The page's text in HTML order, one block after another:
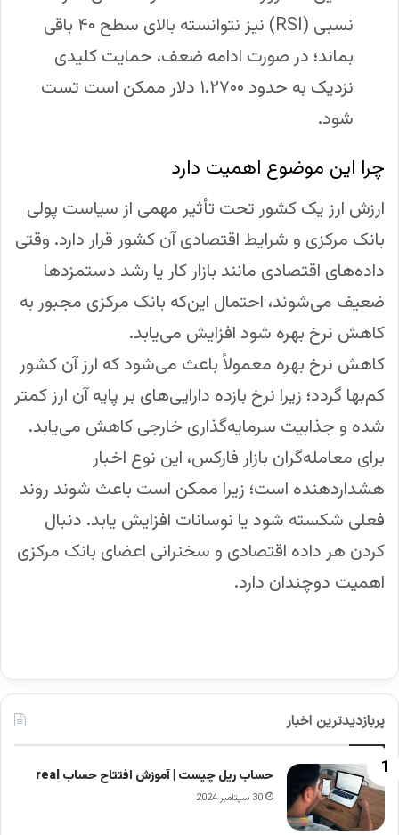
نسبی (RSI) نیز نتوانسته بالای سطح ۴۰ باقی
بماند؛ در صورت ادامه ضعف، حمایت کلیدی
نزدیک به حدود ۱.۲۷۰۰ دلار ممکن است تست
شود.
چرا این موضوع اهمیت دارد
ارزش ارز یک کشور تحت تأثیر مهمی از سیاست پولی
بانک مرکزی و شرایط اقتصادی آن کشور قرار دارد. وقتی
داده‌های اقتصادی مانند بازار کار یا رشد دستمزدها
ضعیف می‌شوند، احتمال این‌که بانک مرکزی مجبور به
کاهش نرخ بهره شود افزایش می‌یابد.
کاهش نرخ بهره معمولاً باعث می‌شود که ارز آن کشور
کم‌بها گردد؛ زیرا نرخ بازده دارایی‌های بر پایه آن ارز کمتر
شده و جذابیت سرمایه‌گذاری خارجی کاهش می‌یابد.
برای معامله‌گران بازار فارکس، این نوع اخبار
هشداردهنده است؛ زیرا ممکن است باعث شوند روند
فعلی شکسته شود یا نوسانات افزایش یابد. دنبال
کردن هر داده اقتصادی و سخنرانی اعضای بانک مرکزی
اهمیت دوچندان دارد.
پربازدیدترین اخبار
حساب ریل چیست | آموزش افتتاح حساب real
30 سپتامبر 2024